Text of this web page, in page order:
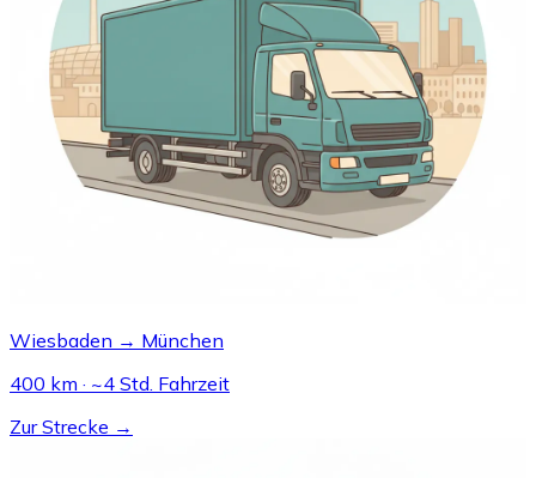
Wiesbaden → München
400 km · ~4 Std. Fahrzeit
Zur Strecke →